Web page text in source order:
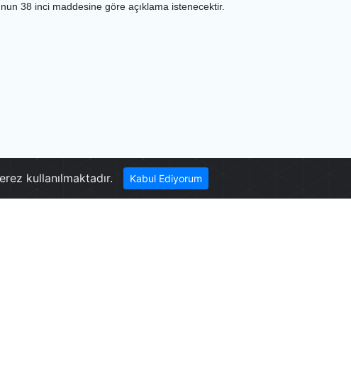
38 inci maddesine göre açıklama istenecektir.
kullanılmaktadır. Kabul Ediyorum